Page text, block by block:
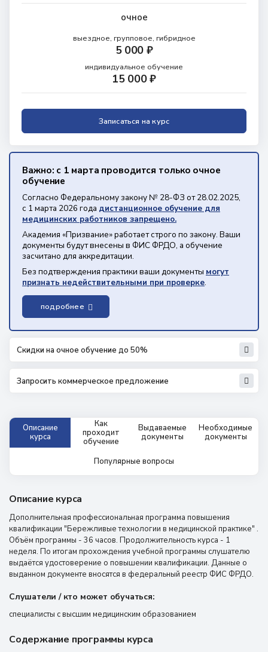
очное
выездное, групповое, гибридное
5 000 ₽
индивидуальное обучение
15 000 ₽
Записаться на курс
Важно: с 1 марта проводится только очное
обучение
Согласно Федеральному закону № 28-ФЗ от 28.02.2025,
с 1 марта 2026 года дистанционное обучение для
медицинских работников запрещено.
Академия «Призвание» работает строго по закону. Ваши
документы будут внесены в ФИС ФРДО, а обучение
засчитано для аккредитации.
Без подтверждения практики ваши документы могут
признать недействительными при проверке.
подробнее
Скидки на очное обучение до 50%
Запросить коммерческое предложение
Описание
курса
Как
проходит
обучение
Выдаваемые
документы
Необходимые
документы
Популярные вопросы
Описание курса
Дополнительная профессиональная программа повышения
квалификации "Бережливые технологии в медицинской практике" .
Объём программы - 36 часов. Продолжительность курса - 1
неделя. По итогам прохождения учебной программы слушателю
выдаётся удостоверение о повышении квалификации. Данные о
выданном документе вносятся в федеральный реестр ФИС ФРДО.
Слушатели / кто может обучаться:
специалисты с высшим медицинским образованием
Содержание программы курса